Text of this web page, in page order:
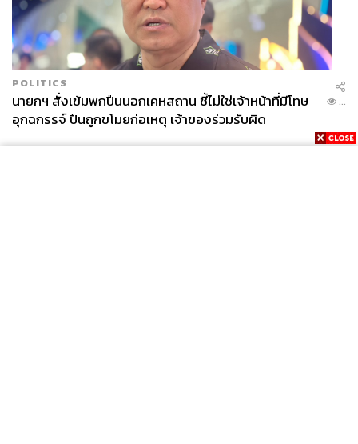
POLITICS
นายกฯ สั่งเข้มพกปืนนอกเคหสถาน ชี้ไม่ใช่เจ้าหน้าที่มีโทษ
อุกฉกรรจ์ ปืนถูกขโมยก่อเหตุ เจ้าของร่วมรับผิด
...